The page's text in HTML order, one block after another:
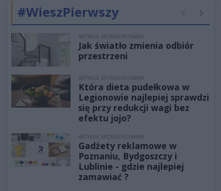
#WieszPierwszy Poprzednie
ARTYKUŁ SPONSOROWANY
Jak światło zmienia odbiór
przestrzeni
ARTYKUŁ SPONSOROWANY
Która dieta pudełkowa w
Legionowie najlepiej sprawdzi
się przy redukcji wagi bez
efektu jojo?
ARTYKUŁ SPONSOROWANY
Gadżety reklamowe w
Poznaniu, Bydgoszczy i
Lublinie - gdzie najlepiej
zamawiać ?